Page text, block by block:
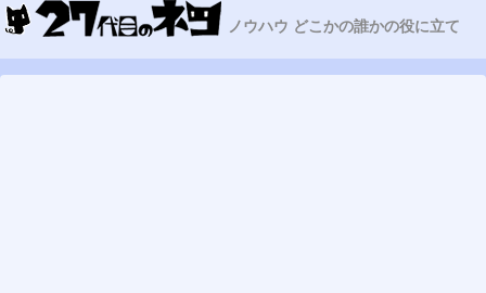
ノウハウ どこかの誰かの役に立て